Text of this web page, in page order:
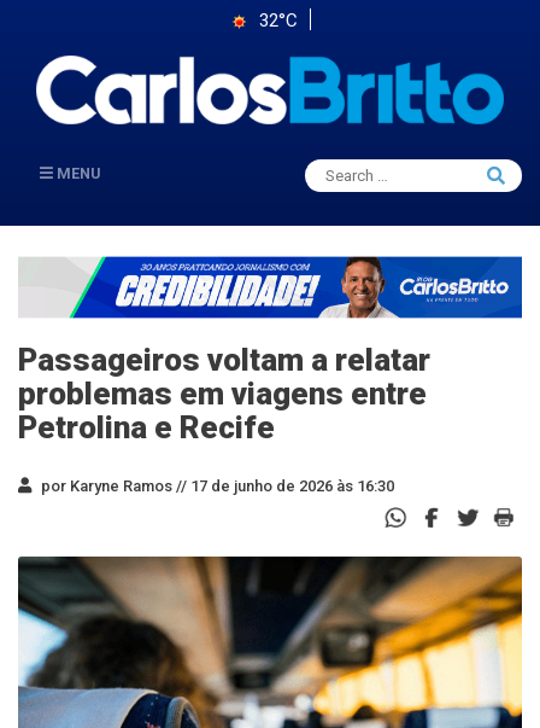
32°C
MENU
Search
for:
Search
Passageiros voltam a relatar
problemas em viagens entre
Petrolina e Recife
por Karyne Ramos // 17 de junho de 2026 às 16:30